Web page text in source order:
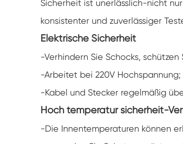
Sicherheit ist unerlässlich-nicht
konsistenter und zuverlässiger
Elektrische Sicherheit
-Verhindern Sie Schocks, schützen
-Arbeitet bei 220V
-Kabel und Stecker regelmäßig
Hoch temperatur sicherheit-
-Die Innentemperaturen können